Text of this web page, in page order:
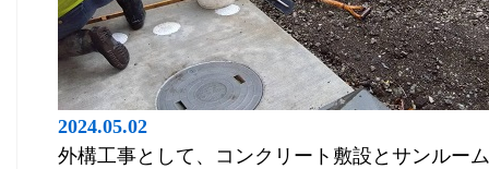
2024.05.02
外構工事として、コンクリート敷設とサンルー